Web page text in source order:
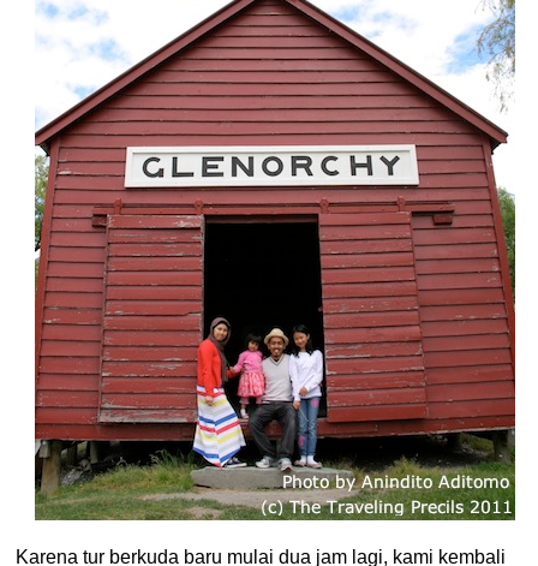
Karena tur berkuda baru mulai dua jam lagi, kami kembali